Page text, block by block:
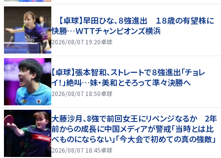
【卓球】早田ひな、８強進出 １８歳の有望株に
快勝…ＷＴＴチャンピオンズ横浜
2026/08/07 19:20卓球
【卓球】張本智和、ストレートで８強進出「チョレ
イ！」絶叫…妹・美和とそろって準々決勝へ
2026/08/07 18:50卓球
大藤沙月、8強で前回女王にリベンジなるか 2年
前からの成長に中国メディアが警戒「当時とは比
べものにならない」「今大会で初めての真の強敵」
2026/08/07 18:45卓球